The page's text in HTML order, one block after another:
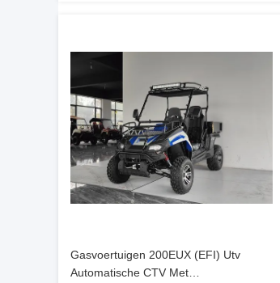
Gasvoertuigen 200EUX (EFI) Utv
Automatische CTV Met